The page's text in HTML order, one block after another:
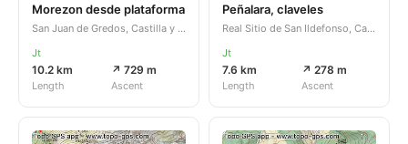
Morezon desde plataforma
San Juan de Gredos, Castilla y León, ES
Jt
10.2 km
Length
↗ 729 m
Ascent
Peñalara, claveles
Real Sitio de San Ildefonso, Castilla y León, ES
Jt
7.6 km
Length
↗ 278 m
Ascent